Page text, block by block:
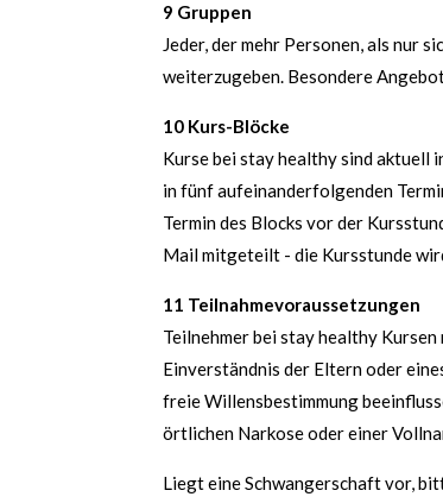
9 Gruppen
Jeder, der mehr Personen, als nur
weiterzugeben. Besondere
10 Kurs-Blöcke
Kurse bei stay healthy sind aktuell
in fünf aufeinanderfolgenden
Termin des Blocks vor der
Mail mitgeteilt - die Kursstunde
11 Teilnahmevoraussetzungen
Teilnehmer bei stay healthy
Einverständnis der Eltern oder
freie Willensbestimmung
örtlichen Narkose oder einer
Liegt eine Schwangerschaft vor,